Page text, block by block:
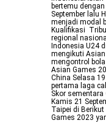
bertemu
September lalu
menjadi modal
Kualifikasi
regional
Indonesia U24
mengikuti
mengontrol
Asian Games
China Selasa
pertama laga
Skor
Kamis 21
Taipei di
Games 2023